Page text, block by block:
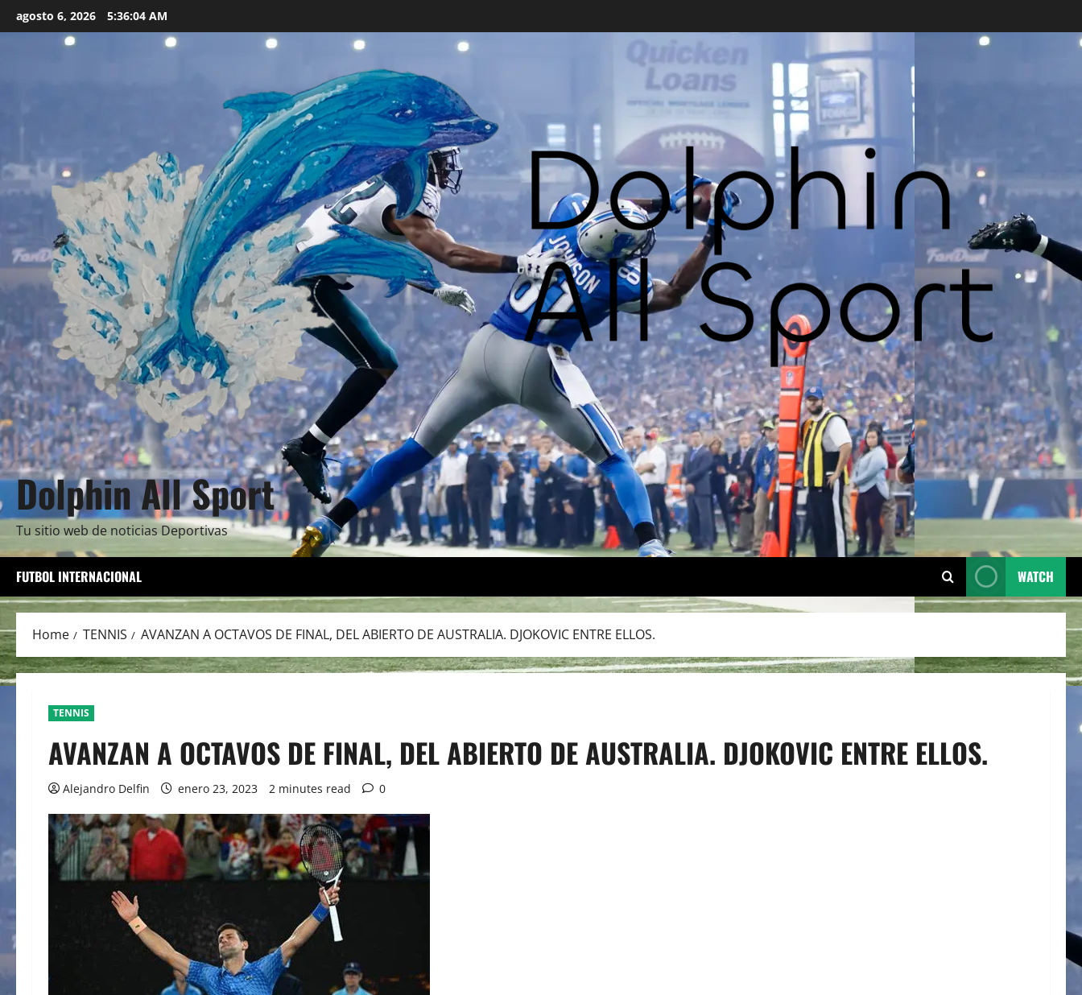
to
agosto 6, 2026 5:36:06 AM
Dolphin All Sport
Tu sitio web de noticias Deportivas
FUTBOL INTERNACIONAL WATCH
Home TENNIS AVANZAN A OCTAVOS DE FINAL, DEL ABIERTO DE AUSTRALIA. DJOKOVIC ENTRE ELLOS.
TENNIS
AVANZAN A OCTAVOS DE FINAL, DEL ABIERTO DE AUSTRALIA. DJOKOVIC ENTRE ELLOS.
Alejandro Delfin enero 23, 2023 2 minutes read 0